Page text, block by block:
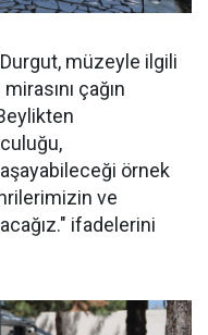
müzeyle ilgili
çağın
örnek
ve
ifadelerini